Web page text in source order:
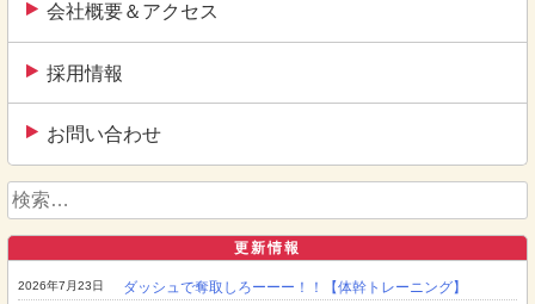
会社概要＆アクセス
採用情報
お問い合わせ
検
索:
更新情報
ダッシュで奪取しろーーー！！【体幹トレーニング】
2026年7月23日